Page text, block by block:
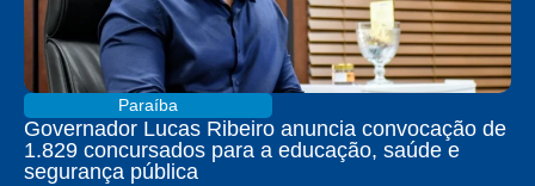
Paraíba
Governador Lucas Ribeiro anuncia convocação de
1.829 concursados para a educação, saúde e
segurança pública